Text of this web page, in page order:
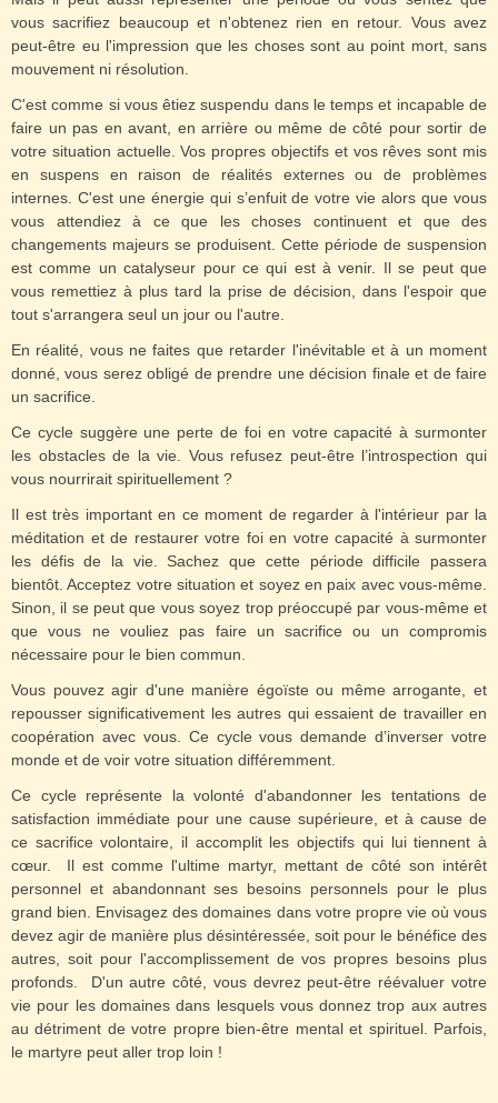
vous sacrifiez beaucoup et n'obtenez rien en retour. Vous avez
peut-être eu l'impression que les choses sont au point mort, sans
mouvement ni résolution.
C'est comme si vous êtiez suspendu dans le temps et incapable de
faire un pas en avant, en arrière ou même de côté pour sortir de
votre situation actuelle. Vos propres objectifs et vos rêves sont mis
en suspens en raison de réalités externes ou de problèmes
internes. C'est une énergie qui s’enfuit de votre vie alors que vous
vous attendiez à ce que les choses continuent et que des
changements majeurs se produisent. Cette période de suspension
est comme un catalyseur pour ce qui est à venir. Il se peut que
vous remettiez à plus tard la prise de décision, dans l'espoir que
tout s'arrangera seul un jour ou l'autre.
En réalité, vous ne faites que retarder l'inévitable et à un moment
donné, vous serez obligé de prendre une décision finale et de faire
un sacrifice.
Ce cycle suggère une perte de foi en votre capacité à surmonter
les obstacles de la vie. Vous refusez peut-être l’introspection qui
vous nourrirait spirituellement ?
Il est très important en ce moment de regarder à l'intérieur par la
méditation et de restaurer votre foi en votre capacité à surmonter
les défis de la vie. Sachez que cette période difficile passera
bientôt. Acceptez votre situation et soyez en paix avec vous-même.
Sinon, il se peut que vous soyez trop préoccupé par vous-même et
que vous ne vouliez pas faire un sacrifice ou un compromis
nécessaire pour le bien commun.
Vous pouvez agir d'une manière égoïste ou même arrogante, et
repousser significativement les autres qui essaient de travailler en
coopération avec vous. Ce cycle vous demande d’inverser votre
monde et de voir votre situation différemment.
Ce cycle représente la volonté d'abandonner les tentations de
satisfaction immédiate pour une cause supérieure, et à cause de
ce sacrifice volontaire, il accomplit les objectifs qui lui tiennent à
cœur. Il est comme l'ultime martyr, mettant de côté son intérêt
personnel et abandonnant ses besoins personnels pour le plus
grand bien. Envisagez des domaines dans votre propre vie où vous
devez agir de manière plus désintéressée, soit pour le bénéfice des
autres, soit pour l'accomplissement de vos propres besoins plus
profonds. D'un autre côté, vous devrez peut-être réévaluer votre
vie pour les domaines dans lesquels vous donnez trop aux autres
au détriment de votre propre bien-être mental et spirituel. Parfois,
le martyre peut aller trop loin !